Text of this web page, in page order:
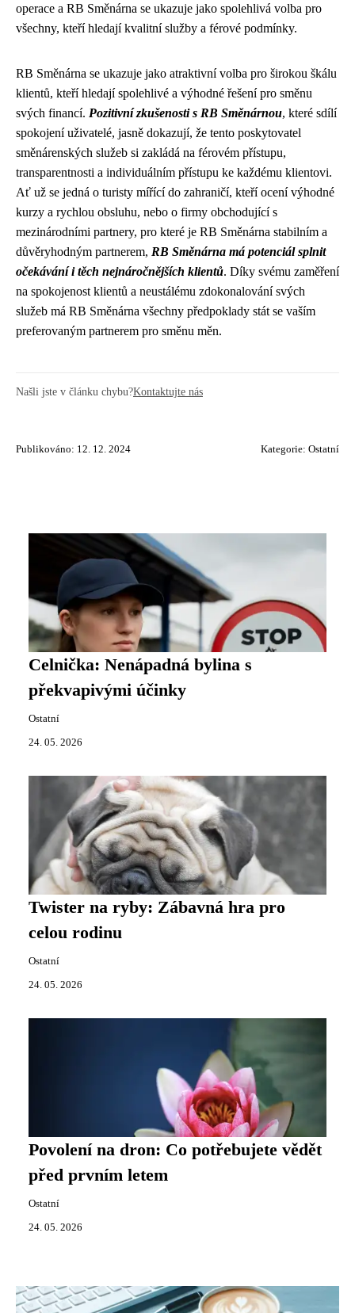
operace a RB Směnárna se ukazuje jako spolehlivá volba pro
všechny, kteří hledají kvalitní služby a férové ​​podmínky.
RB Směnárna se ukazuje jako atraktivní volba pro širokou škálu
klientů, kteří hledají spolehlivé a výhodné řešení pro směnu
svých financí. Pozitivní zkušenosti s RB Směnárnou, které sdílí
spokojení uživatelé, jasně dokazují, že tento poskytovatel
směnárenských služeb si zakládá na férovém přístupu,
transparentnosti a individuálním přístupu ke každému klientovi.
Ať už se jedná o turisty mířící do zahraničí, kteří ocení výhodné
kurzy a rychlou obsluhu, nebo o firmy obchodující s
mezinárodními partnery, pro které je RB Směnárna stabilním a
důvěryhodným partnerem, RB Směnárna má potenciál splnit
očekávání i těch nejnáročnějších klientů. Díky svému zaměření
na spokojenost klientů a neustálému zdokonalování svých
služeb má RB Směnárna všechny předpoklady stát se vaším
preferovaným partnerem pro směnu měn.
Našli jste v článku chybu?Kontaktujte nás
Publikováno: 12. 12. 2024 Kategorie: Ostatní
Celnička: Nenápadná bylina s
překvapivými účinky
Ostatní
24. 05. 2026
Twister na ryby: Zábavná hra pro
celou rodinu
Ostatní
24. 05. 2026
Povolení na dron: Co potřebujete vědět
před prvním letem
Ostatní
24. 05. 2026